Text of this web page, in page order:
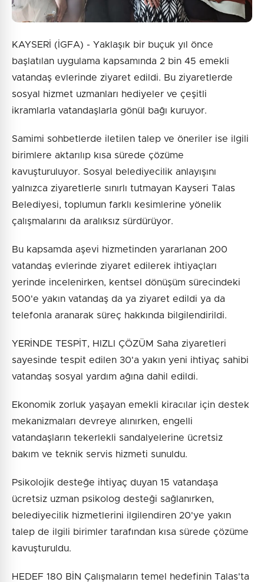
KAYSERİ (İGFA) - Yaklaşık bir buçuk yıl önce
başlatılan uygulama kapsamında 2 bin 45 emekli
vatandaş evlerinde ziyaret edildi. Bu ziyaretlerde
sosyal hizmet uzmanları hediyeler ve çeşitli
ikramlarla vatandaşlarla gönül bağı kuruyor.
Samimi sohbetlerde iletilen talep ve öneriler ise ilgili
birimlere aktarılıp kısa sürede çözüme
kavuşturuluyor. Sosyal belediyecilik anlayışını
yalnızca ziyaretlerle sınırlı tutmayan Kayseri Talas
Belediyesi, toplumun farklı kesimlerine yönelik
çalışmalarını da aralıksız sürdürüyor.
Bu kapsamda aşevi hizmetinden yararlanan 200
vatandaş evlerinde ziyaret edilerek ihtiyaçları
yerinde incelenirken, kentsel dönüşüm sürecindeki
500'e yakın vatandaş da ya ziyaret edildi ya da
telefonla aranarak süreç hakkında bilgilendirildi.
YERİNDE TESPİT, HIZLI ÇÖZÜM Saha ziyaretleri
sayesinde tespit edilen 30'a yakın yeni ihtiyaç sahibi
vatandaş sosyal yardım ağına dahil edildi.
Ekonomik zorluk yaşayan emekli kiracılar için destek
mekanizmaları devreye alınırken, engelli
vatandaşların tekerlekli sandalyelerine ücretsiz
bakım ve teknik servis hizmeti sunuldu.
Psikolojik desteğe ihtiyaç duyan 15 vatandaşa
ücretsiz uzman psikolog desteği sağlanırken,
belediyecilik hizmetlerini ilgilendiren 20'ye yakın
talep de ilgili birimler tarafından kısa sürede çözüme
kavuşturuldu.
HEDEF 180 BİN Çalışmaların temel hedefinin Talas'ta